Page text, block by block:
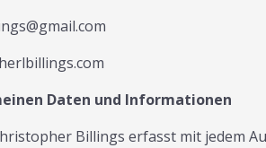
Daten und Informationen
Billings erfasst mit jedem